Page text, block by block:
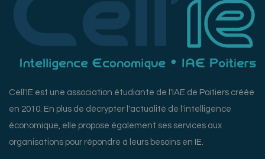
Cell'IE est une association étudiante de l'IAE de Poitiers créée
en 2010. En plus de décrypter l'actualité de l'intelligence
économique, elle propose également ses services aux
organisations pour répondre à leurs besoins en IE.